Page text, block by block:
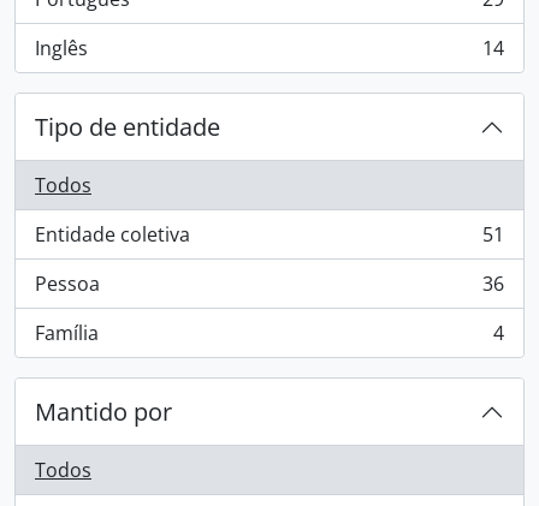
, 29 resultados
Inglês
, 14 resultados 14
Tipo de entidade
Todos
Entidade coletiva
, 51 resultados
51
Pessoa
, 36 resultados
36
Família
, 4 resultados 4
Mantido por
Todos